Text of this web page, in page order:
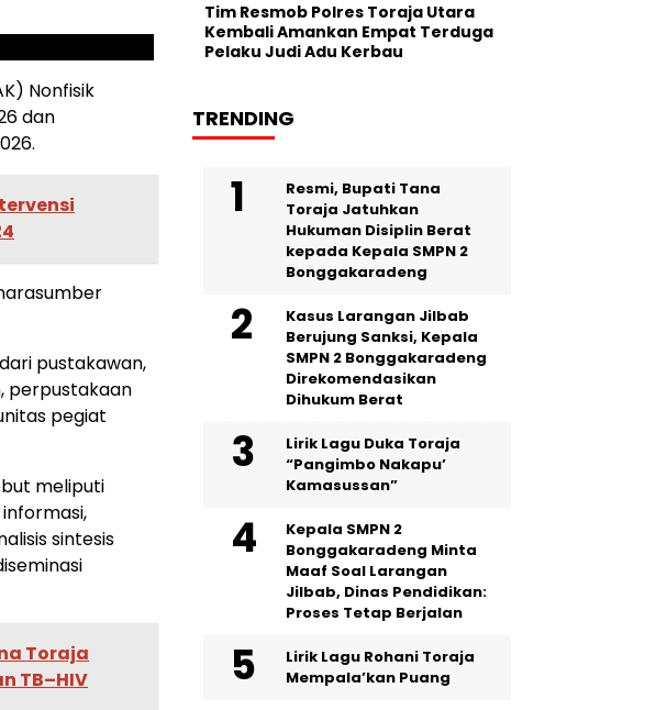
Nonfisik
dan
pustakawan,
perpustakaan
pegiat
meliputi
sintesis
Toraja
TB–HIV
Tim Resmob Polres Toraja Utara
Kembali Amankan Empat Terduga
Pelaku Judi Adu Kerbau
TRENDING
Resmi, Bupati Tana
Toraja Jatuhkan
Hukuman Disiplin Berat
kepada Kepala SMPN 2
Bonggakaradeng
Kasus Larangan Jilbab
Berujung Sanksi, Kepala
SMPN 2 Bonggakaradeng
Direkomendasikan
Dihukum Berat
Lirik Lagu Duka Toraja
“Pangimbo Nakapu’
Kamasussan”
Kepala SMPN 2
Bonggakaradeng Minta
Maaf Soal Larangan
Jilbab, Dinas Pendidikan:
Proses Tetap Berjalan
Lirik Lagu Rohani Toraja
Mempala’kan Puang